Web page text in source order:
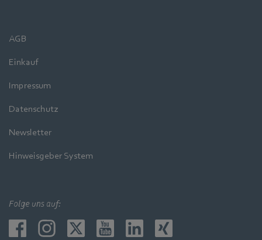
AGB
Einkauf
Impressum
Datenschutz
Newsletter
Hinweisgeber System
Folge uns auf: